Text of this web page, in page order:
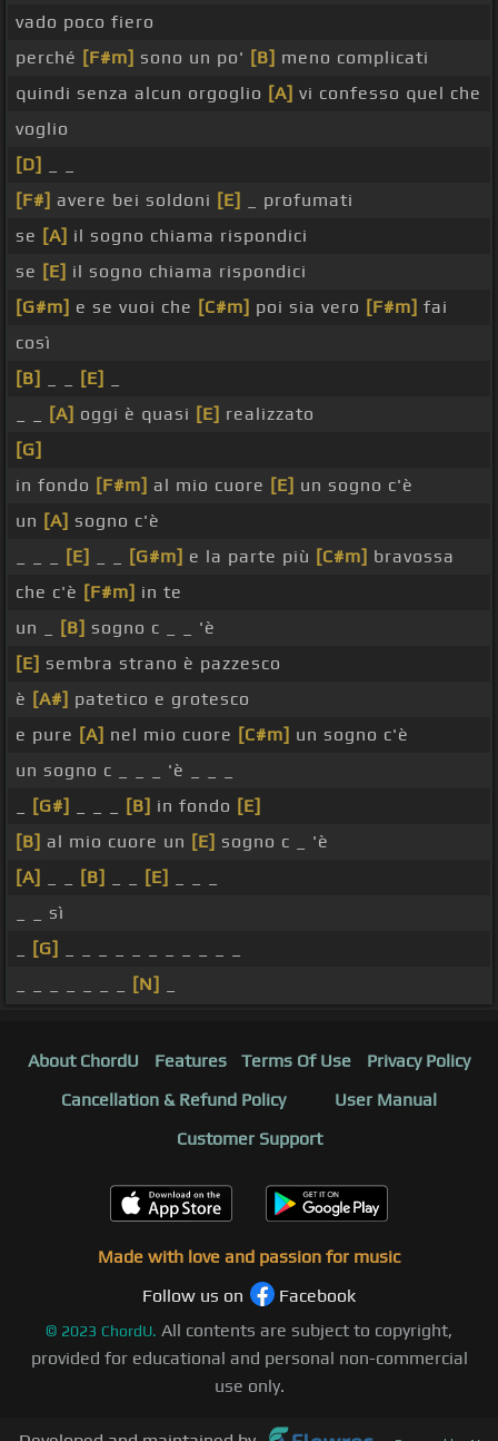
vado poco fiero
perché [F#m] sono un po' [B] meno complicati
quindi senza alcun orgoglio [A] vi confesso quel che
voglio
[D]
[F#] avere bei soldoni [E]
_ profumati
se [A] il sogno chiama rispondici
se [E] il sogno chiama rispondici
[G#m] e se vuoi che [C#m] poi sia vero [F#m] fai
così
[B]
[E]
[A] oggi è quasi [E] realizzato
[G]
in fondo [F#m] al mio cuore [E] un sogno c'è
un [A] sogno c'è
[E] [G#m] e la parte più [C#m] bravossa
che c'è [F#m] in te
un _
[B] sogno c _ _ 'è
[E] sembra strano è pazzesco
è [A#] patetico e grotesco
e pure [A] nel mio cuore [C#m] un sogno c'è
un sogno c _ _ _ 'è _ _ _
[G#] [B] in fondo [E]
[B] al mio cuore un [E] sogno c _ 'è
[A]
[B] [E]
_ _ sì
[G]
[N]
About ChordU Features Terms Of Use
Privacy Policy
Cancellation & Refund Policy
User Manual
Customer Support
Made with love and passion for music
Follow us on
Facebook
© 2023 ChordU. All contents are subject to copyright,
provided for educational and personal non-commercial
use only.